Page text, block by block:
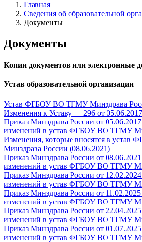
Главная
Сведения об образовательной
Документы
Документы
Копии документов или электронные
Устав образовательной организации
Устав ФГБОУ ВО ТГМУ Минздрава
Изменения к Уставу — 296 от 05.06.2017
Приказ Минздрава России от
изменений в устав ФГБОУ ВО ТГМУ
Изменения, которые вносятся в
Минздрава России (08.06.2021)
Приказ Минздрава России от
изменений в устав ФГБОУ ВО ТГМУ
Приказ Минздрава России от
изменений в устав ФГБОУ ВО ТГМУ
Приказ Минздрава России от
изменений в устав ФГБОУ ВО ТГМУ
Приказ Минздрава России от
изменений в устав ФГБОУ ВО ТГМУ
Приказ Минздрава России от
изменений в устав ФГБОУ ВО ТГМУ